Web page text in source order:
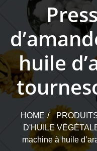
huile
HOME
D'HUILE
machine à huile